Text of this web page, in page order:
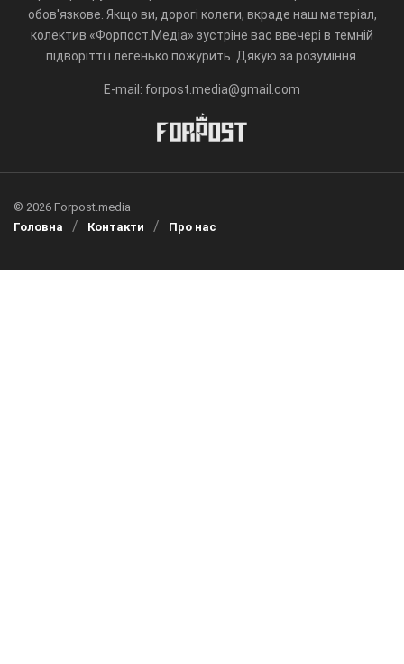
обов'язкове. Якщо ви, дорогі колеги, вкраде наш матеріал,
колектив «Форпост.Медіа» зустріне вас ввечері в темній
підворітті і легенько пожурить. Дякую за розуміння.
E-mail: forpost.media@gmail.com
© 2026 Forpost.media
Головна
Контакти Про нас